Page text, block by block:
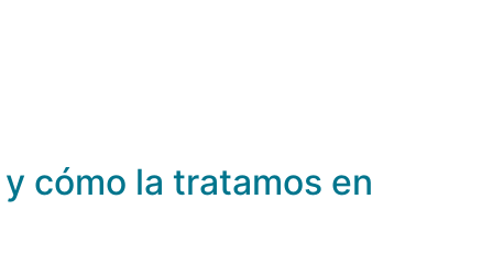
cómo la tratamos en